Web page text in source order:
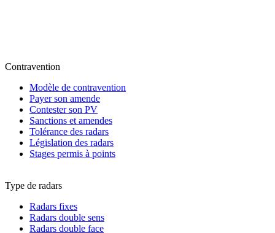
Contravention
Modèle de contravention
Payer son amende
Contester son PV
Sanctions et amendes
Tolérance des radars
Législation des radars
Stages permis à points
Type de radars
Radars fixes
Radars double sens
Radars double face